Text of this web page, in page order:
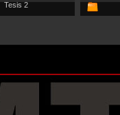
Tesis 2